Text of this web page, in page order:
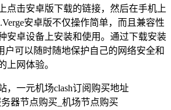
点击安卓版下载的链接，然后在手机上
安卓版不仅操作简单，而且兼容性
安卓设备上安装和使用。通过下载安装
户可以随时随地保护自己的网络安全和
上网体验。
，一元机场clash订阅购买地址
务器节点购买_机场节点购买